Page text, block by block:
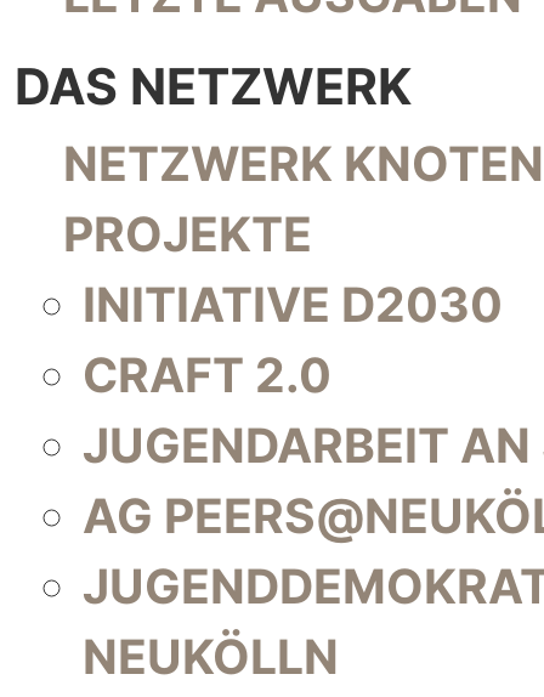
DAS NETZWERK
NETZWERK KNOTEN
PROJEKTE
INITIATIVE D2030
CRAFT 2.0
JUGENDARBEIT
AG
NEUKÖLLN